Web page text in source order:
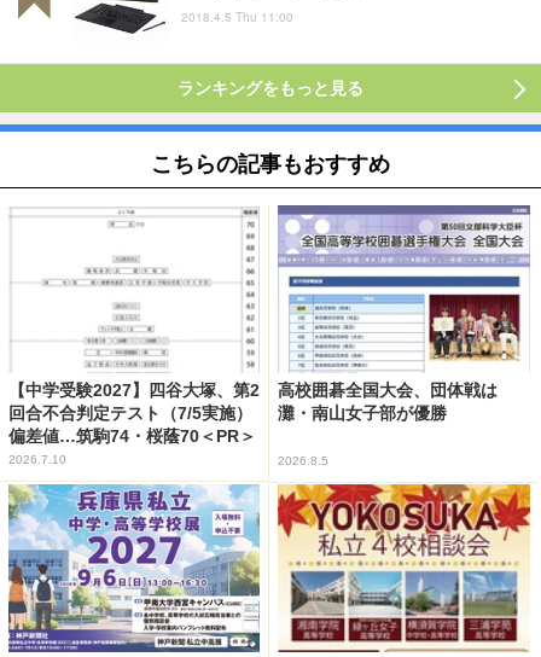
2018.4.5 Thu 11:00
ランキングをもっと見る
こちらの記事もおすすめ
【中学受験2027】四谷大塚、第2
回合不合判定テスト（7/5実施）
偏差値…筑駒74・桜蔭70＜PR＞
2026.7.10
高校囲碁全国大会、団体戦は
灘・南山女子部が優勝
2026.8.5